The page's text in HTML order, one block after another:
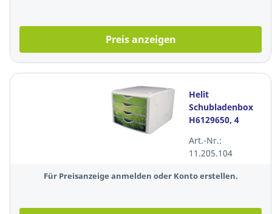
Preis anzeigen
Helit
Schubladenbox
H6129650, 4
spring grün
Art.-Nr.:
11.205.104
Für Preisanzeige anmelden oder Konto erstellen.